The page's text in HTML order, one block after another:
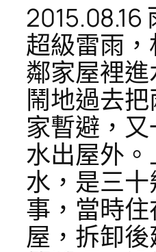
2015.08.16
超級雷雨，
鄰家屋裡
鬧地過去
家暫避，
水出屋外
水，是三
事，當時
屋，拆卸